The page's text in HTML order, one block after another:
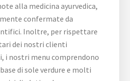
alla medicina ayurvedica,
confermate da
Inoltre, per rispettare
dei nostri clienti
i nostri menu comprendono
di sole verdure e molti